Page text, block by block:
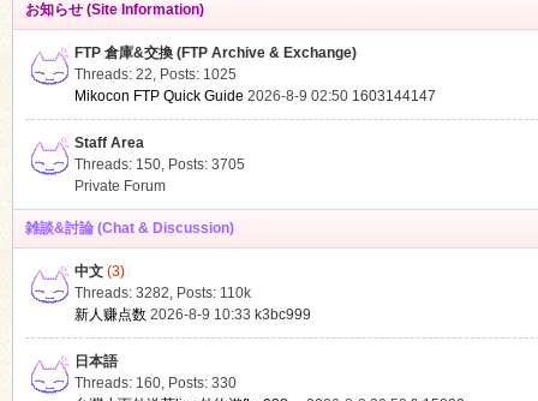
お知らせ (Site Information)
FTP 倉庫&交換 (FTP Archive & Exchange)
Threads: 22, Posts: 1025
Mikocon FTP Quick Guide 2026-8-9 02:50 1603144147
Staff Area
Threads: 150, Posts: 3705
Private Forum
雑談&討論 (Chat & Discussion)
中文(3)
Threads: 3282, Posts: 110k
新人赚点数 2026-8-9 10:33 k3bc999
日本語
Threads: 160, Posts: 330